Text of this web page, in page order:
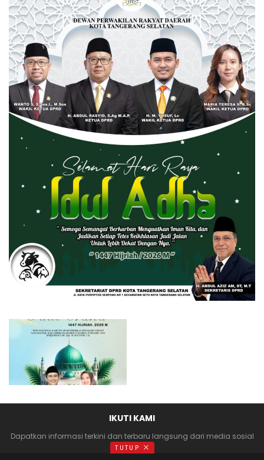
IKUTI KAMI
Dapatkan informasi terkini dan terbaru langsung dari media sosial
anda
TUTUP